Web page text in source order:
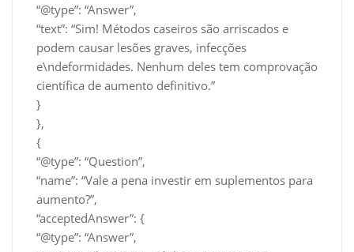
“@type”: “Answer”,
“text”: “Sim! Métodos caseiros são arriscados e
podem causar lesões graves, infecções
e\ndeformidades. Nenhum deles tem comprovação
científica de aumento definitivo.”
}
},
{
“@type”: “Question”,
“name”: “Vale a pena investir em suplementos para
aumento?”,
“acceptedAnswer”: {
“@type”: “Answer”,